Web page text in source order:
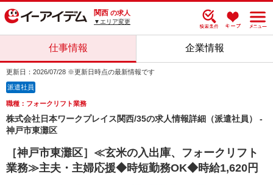
関西 の求人
▼エリア変更
仕事情報 企業情報
更新日：2026/07/28 ※更新日時点の最新情報です
派遣社員
職種：フォークリフト業務
株式会社日本ワークプレイス関西/35の求人情報詳細（派遣社員） -
神戸市東灘区
［神戸市東灘区］≪玄米の入出庫、フォークリフト
業務≫主夫・主婦応援◆時短勤務OK◆時給1,620円